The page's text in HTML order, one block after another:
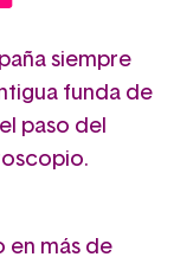
siempre
funda de
paso del
en más de